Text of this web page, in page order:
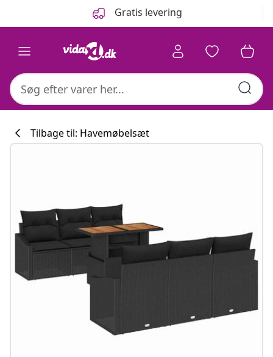
Gratis levering
#sharemevidaxl
Tilbage til: Havemøbelsæt